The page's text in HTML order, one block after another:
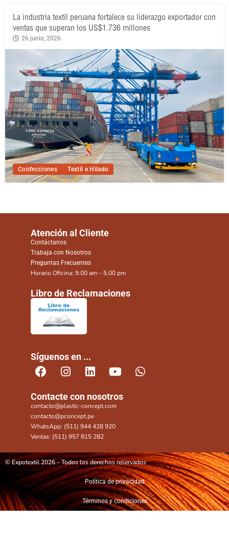
Confecciones Textil e Hilado
La industria textil peruana fortalece su liderazgo exportador con
ventas que superan los US$1.736 millones
26 junio, 2026
Atención al Cliente
Contáctanos
Trabaja con Nosotros
Preguntas Frecuentes
Horario Oficina: 9.00 am – 5.00 pm
Libro de Reclamaciones
Síguenos en ...
Contacte con nosotros
contacto@plastic-concept.com
contacto@pconcept.pe
WhatsApp: (511) 944 428 920
Ventas: (511) 957 815 282
© Expotextil 2026 – Todos los derechos reservados
Política de privacidad
Términos y condiciones